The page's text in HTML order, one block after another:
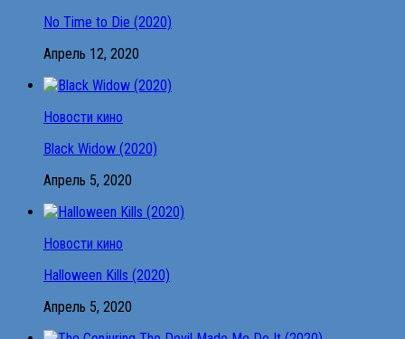
No Time to Die (2020)
Апрель 12, 2020
Новости кино
Black Widow (2020)
Апрель 5, 2020
Новости кино
Halloween Kills (2020)
Апрель 5, 2020